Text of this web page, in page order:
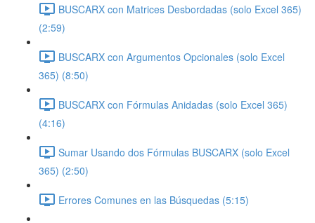
BUSCARX con Matrices Desbordadas (solo Excel 365)
(2:59)
BUSCARX con Argumentos Opcionales (solo Excel
365) (8:50)
BUSCARX con Fórmulas Anidadas (solo Excel 365)
(4:16)
Sumar Usando dos Fórmulas BUSCARX (solo Excel
365) (2:50)
Errores Comunes en las Búsquedas (5:15)